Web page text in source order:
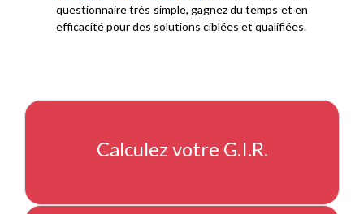
questionnaire très simple, gagnez du temps et en
efficacité pour des solutions ciblées et qualifiées.
Calculez votre G.I.R.